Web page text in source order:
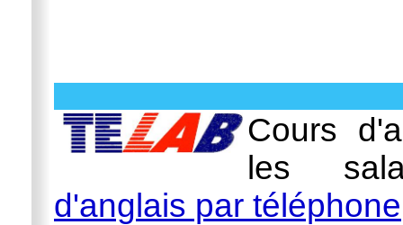
Cours
les
d'anglais par téléphone